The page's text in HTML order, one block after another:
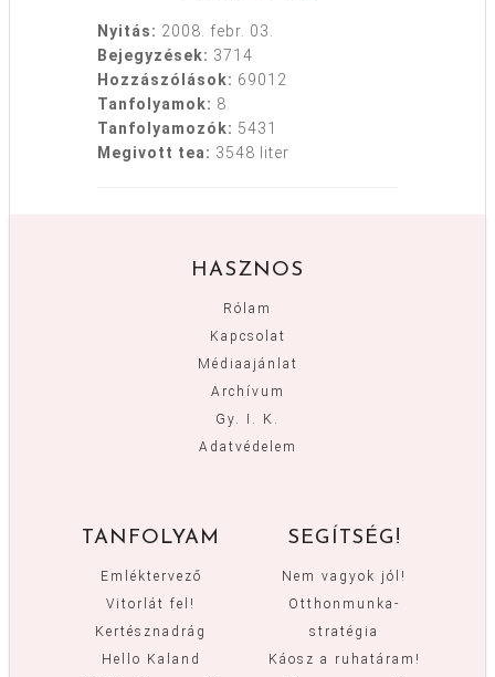
Nyitás: 2008. febr. 03.
Bejegyzések: 3714
Hozzászólások: 69012
Tanfolyamok: 8
Tanfolyamozók: 5431
Megivott tea: 3548 liter
HASZNOS
Rólam
Kapcsolat
Médiaajánlat
Archívum
Gy. I. K.
Adatvédelem
TANFOLYAM
Emléktervező
Vitorlát fel!
Kertésznadrág
Hello Kaland
SEGÍTSÉG!
Nem vagyok jól!
Otthonmunka-
stratégia
Káosz a ruhatáram!